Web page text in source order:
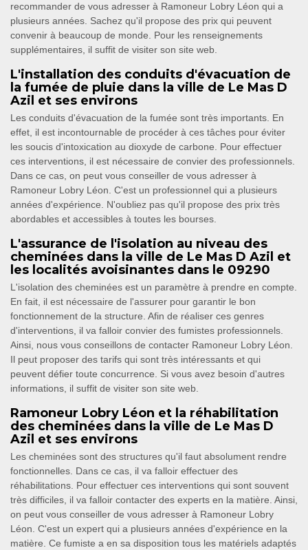
recommander de vous adresser à Ramoneur Lobry Léon qui a
plusieurs années. Sachez qu'il propose des prix qui peuvent
convenir à beaucoup de monde. Pour les renseignements
supplémentaires, il suffit de visiter son site web.
L'installation des conduits d'évacuation de
la fumée de pluie dans la ville de Le Mas D
Azil et ses environs
Les conduits d'évacuation de la fumée sont très importants. En
effet, il est incontournable de procéder à ces tâches pour éviter
les soucis d'intoxication au dioxyde de carbone. Pour effectuer
ces interventions, il est nécessaire de convier des professionnels.
Dans ce cas, on peut vous conseiller de vous adresser à
Ramoneur Lobry Léon. C'est un professionnel qui a plusieurs
années d'expérience. N'oubliez pas qu'il propose des prix très
abordables et accessibles à toutes les bourses.
L'assurance de l'isolation au niveau des
cheminées dans la ville de Le Mas D Azil et
les localités avoisinantes dans le 09290
L'isolation des cheminées est un paramètre à prendre en compte.
En fait, il est nécessaire de l'assurer pour garantir le bon
fonctionnement de la structure. Afin de réaliser ces genres
d'interventions, il va falloir convier des fumistes professionnels.
Ainsi, nous vous conseillons de contacter Ramoneur Lobry Léon.
Il peut proposer des tarifs qui sont très intéressants et qui
peuvent défier toute concurrence. Si vous avez besoin d'autres
informations, il suffit de visiter son site web.
Ramoneur Lobry Léon et la réhabilitation
des cheminées dans la ville de Le Mas D
Azil et ses environs
Les cheminées sont des structures qu'il faut absolument rendre
fonctionnelles. Dans ce cas, il va falloir effectuer des
réhabilitations. Pour effectuer ces interventions qui sont souvent
très difficiles, il va falloir contacter des experts en la matière. Ainsi,
on peut vous conseiller de vous adresser à Ramoneur Lobry
Léon. C'est un expert qui a plusieurs années d'expérience en la
matière. Ce fumiste a en sa disposition tous les matériels adaptés